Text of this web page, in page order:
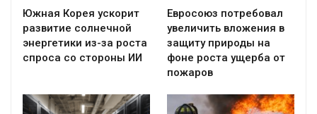
Южная Корея ускорит
развитие солнечной
энергетики из-за роста
спроса со стороны ИИ
Евросоюз потребовал
увеличить вложения в
защиту природы на
фоне роста ущерба от
пожаров